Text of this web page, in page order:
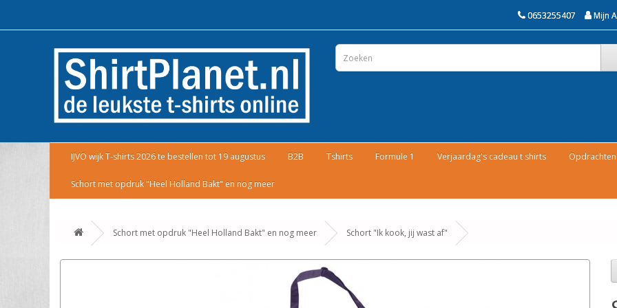
0653255407 Mijn
IJVO wijk T-shirts 2026 te bestellen tot 19 augustus B2B Tshirts Formule 1 Verjaardag's cadeau t shirts
Schort met opdruk "Heel Holland Bakt" en nog meer
Schort met opdruk "Heel Holland Bakt" en nog meer Schort "Ik kook, jij wast af"